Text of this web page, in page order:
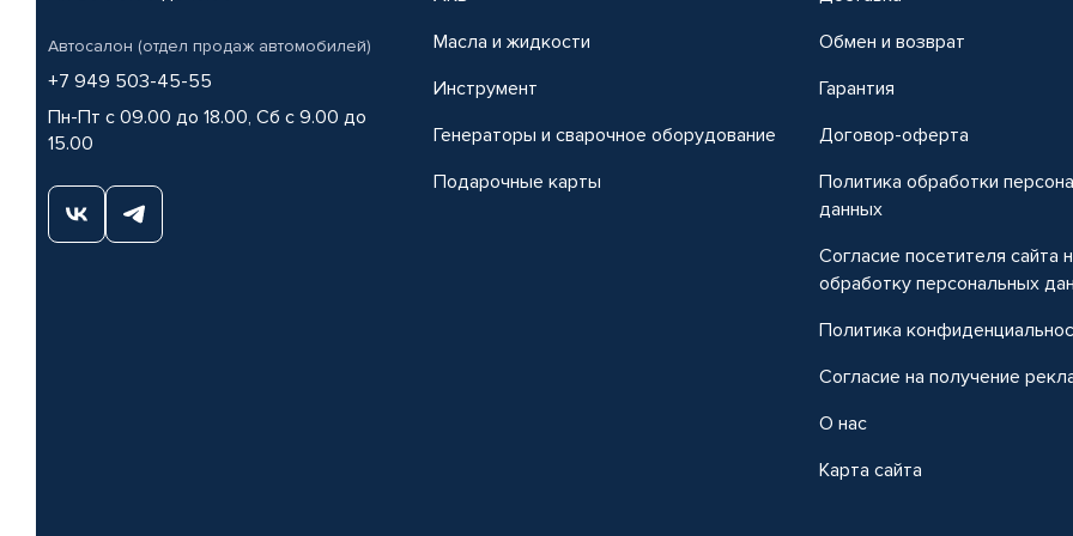
Автосалон (отдел продаж автомобилей)
+7 949 503-45-55
Пн-Пт с 09.00 до 18.00, Сб с 9.00 до
15.00
Масла и жидкости
Инструмент
Генераторы и сварочное оборудование
Подарочные карты
Обмен и возврат
Гарантия
Договор-оферта
Политика обработки
данных
Согласие посетителя сайта
обработку персональных
Политика
Согласие на получение
О нас
Карта сайта